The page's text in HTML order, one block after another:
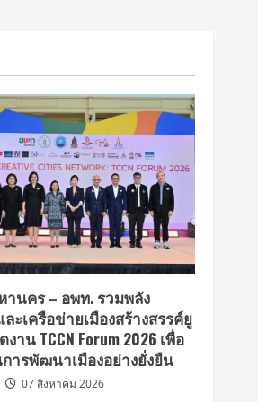
านคร – อพท. รวมพลัง
ะเครือข่ายเมืองสร้างสรรค์ยู
งาน TCCN Forum 2026 เพื่อ
ารพัฒนาเมืองอย่างยั่งยืน
07 สิงหาคม 2026